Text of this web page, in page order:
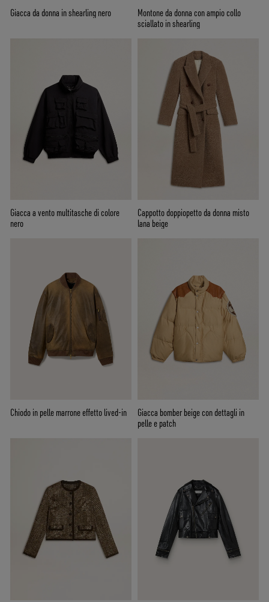
Giacca da donna in shearling nero
Montone da donna con ampio collo
sciallato in shearling
Giacca a vento multitasche di colore
nero
Cappotto doppiopetto da donna misto
lana beige
Chiodo in pelle marrone effetto lived-in
Giacca bomber beige con dettagli in
pelle e patch